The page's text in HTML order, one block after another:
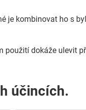
je kombinovat ho s
použití dokáže ulevit
účincích.